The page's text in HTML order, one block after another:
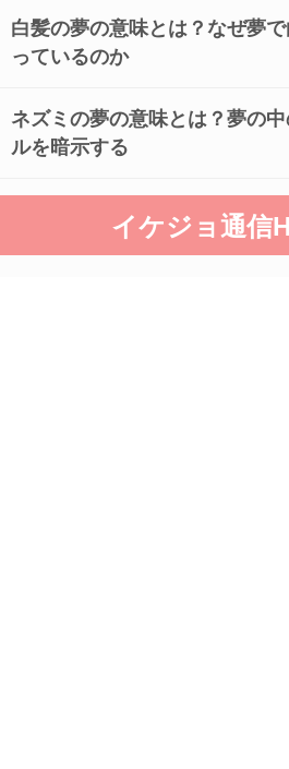
白髪の夢の意味とは？なぜ夢
っているのか
ネズミの夢の意味とは？夢の
ルを暗示する
イケジョ通信